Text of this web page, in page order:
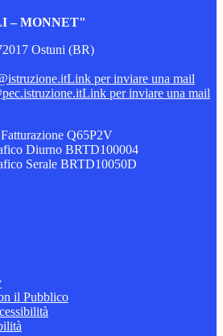
– MONNET"
Ostuni (BR)
Link per inviare una mail
Link per inviare una mail
Q65P2V
Diurno BRTD100004
Serale BRTD10050D
il Pubblico